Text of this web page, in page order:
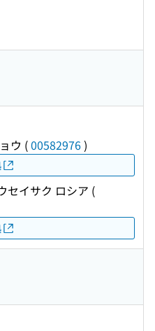
ウ (00582976)
セイサク ロシア (